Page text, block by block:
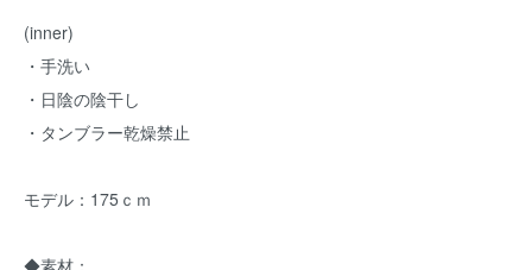
(inner)
・手洗い
・日陰の陰干し
・タンブラー乾燥禁止
モデル：175ｃｍ